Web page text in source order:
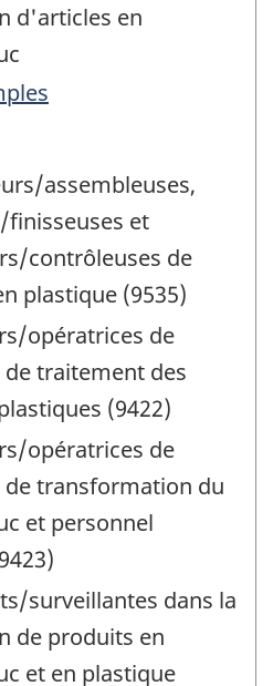
d'articles en
assembleuses,
et
contrôleuses de
plastique (9535)
opératrices de
traitement des
(9422)
opératrices de
de transformation du
et personnel
surveillantes dans la
de produits en
et en plastique